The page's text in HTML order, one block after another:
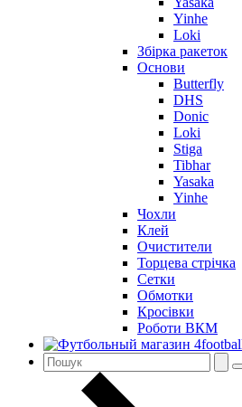
Yinhe
Loki
Збірка ракеток
Основи
Butterfly
DHS
Donic
Loki
Stiga
Tibhar
Yasaka
Yinhe
Чохли
Клей
Очистители
Торцева стрічка
Сетки
Обмотки
Кросівки
Роботи ВКМ